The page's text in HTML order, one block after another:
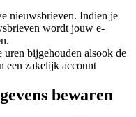
nieuwsbrieven. Indien je
wordt jouw e-
bijgehouden alsook de
een zakelijk account
bewaren